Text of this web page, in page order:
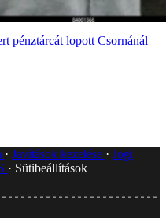
pénztárcát lopott Csornánál
Javítások kezelése
Jogi
Sütibeállítások